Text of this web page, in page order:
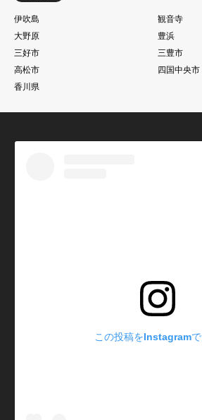
伊吹島
観音寺
大野原
豊浜
三好市
三豊市
高松市
四国中央市
香川県
この投稿をInstagramで